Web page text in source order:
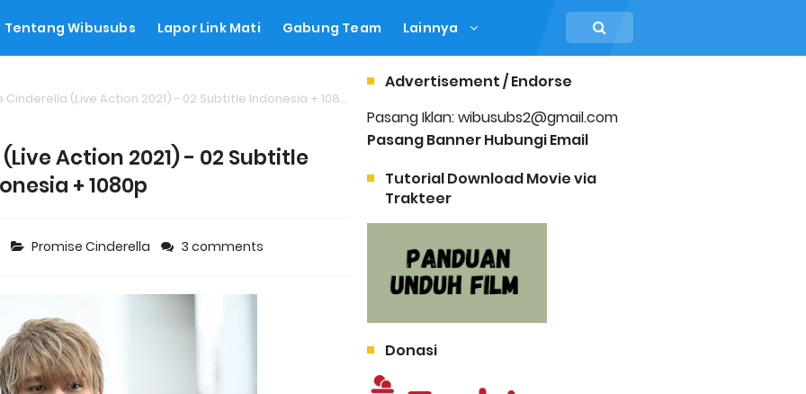
Tentang Wibusubs Lapor Link Mati Gabung Team Lainnya
Cinderella (Live Action 2021) - 02 Subtitle Indonesia + 1080p
Action 2021) - 02 Subtitle
+ 1080p
Promise Cinderella 3 comments
Advertisement / Endorse
Pasang Iklan: wibusubs2@gmail.com
Pasang Banner Hubungi Email
Tutorial Download Movie via
Trakteer
Donasi